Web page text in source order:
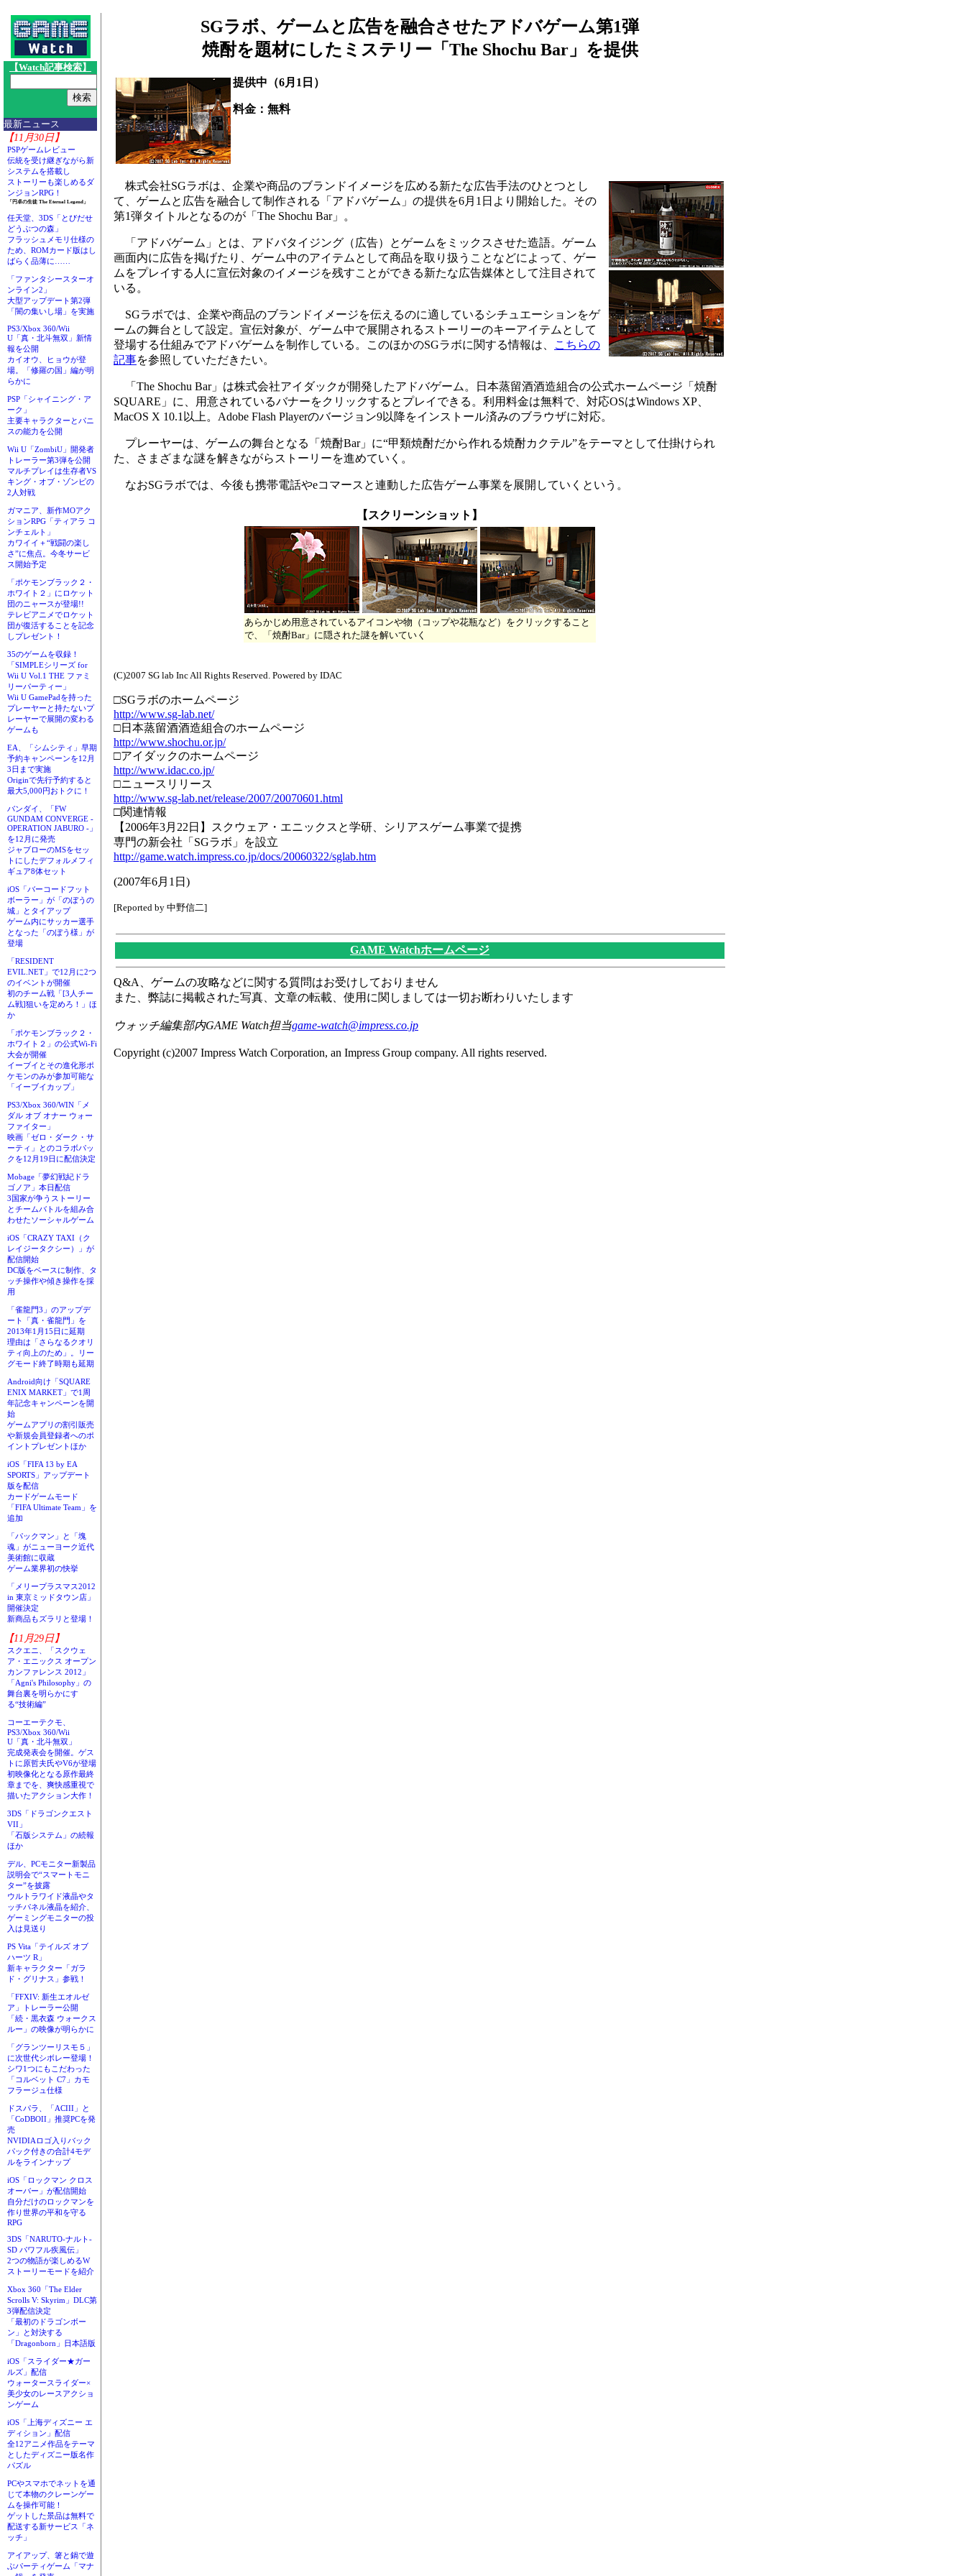
【Watch記事検索】
最新ニュース
【11月30日】
PSPゲームレビュー
伝統を受け継ぎながら新
システムを搭載し
ストーリーも楽しめるダ
ンジョンRPG！
「円卓の生徒 The Eternal Legend」
任天堂、3DS「とびだせ
どうぶつの森」
フラッシュメモリ仕様の
ため、ROMカード版はし
ばらく品薄に……
「ファンタシースターオ
ンライン2」
大型アップデート第2弾
「闇の集いし場」を実施
PS3/Xbox 360/Wii
U「真・北斗無双」新情
報を公開
カイオウ、ヒョウが登
場。「修羅の国」編が明
らかに
PSP「シャイニング・ア
ーク」
主要キャラクターとパニ
スの能力を公開
Wii U「ZombiU」開発者
トレーラー第3弾を公開
マルチプレイは生存者VS
キング・オブ・ゾンビの
2人対戦
ガマニア、新作MOアク
ションRPG「ティアラ コ
ンチェルト」
カワイイ＋“戦闘の楽し
さ”に焦点。今冬サービ
ス開始予定
「ポケモンブラック２・
ホワイト２」にロケット
団のニャースが登場!!
テレビアニメでロケット
団が復活することを記念
しプレゼント！
35のゲームを収録！
「SIMPLEシリーズ for
Wii U Vol.1 THE ファミ
リーパーティー」
Wii U GamePadを持った
プレーヤーと持たないプ
レーヤーで展開の変わる
ゲームも
EA、「シムシティ」早期
予約キャンペーンを12月
3日まで実施
Originで先行予約すると
最大5,000円おトクに！
バンダイ、「FW
GUNDAM CONVERGE -
OPERATION JABURO -」
を12月に発売
ジャブローのMSをセッ
トにしたデフォルメフィ
ギュア8体セット
iOS「バーコードフット
ボーラー」が「のぼうの
城」とタイアップ
ゲーム内にサッカー選手
となった「のぼう様」が
登場
「RESIDENT
EVIL.NET」で12月に2つ
のイベントが開催
初のチーム戦「[3人チー
ム戦]狙いを定めろ！」ほ
か
「ポケモンブラック２・
ホワイト２」の公式Wi-Fi
大会が開催
イーブイとその進化形ポ
ケモンのみが参加可能な
「イーブイカップ」
PS3/Xbox 360/WIN「メ
ダル オブ オナー ウォー
ファイター」
映画「ゼロ・ダーク・サ
ーティ」とのコラボパッ
クを12月19日に配信決定
Mobage「夢幻戦紀ドラ
ゴノア」本日配信
3国家が争うストーリー
とチームバトルを組み合
わせたソーシャルゲーム
iOS「CRAZY TAXI（ク
レイジータクシー）」が
配信開始
DC版をベースに制作、タ
ッチ操作や傾き操作を採
用
「雀龍門3」のアップデ
ート「真・雀龍門」を
2013年1月15日に延期
理由は「さらなるクオリ
ティ向上のため」。リー
グモード終了時期も延期
Android向け「SQUARE
ENIX MARKET」で1周
年記念キャンペーンを開
始
ゲームアプリの割引販売
や新規会員登録者へのポ
イントプレゼントほか
iOS「FIFA 13 by EA
SPORTS」アップデート
版を配信
カードゲームモード
「FIFA Ultimate Team」を
追加
「パックマン」と「塊
魂」がニューヨーク近代
美術館に収蔵
ゲーム業界初の快挙
「メリープラスマス2012
in 東京ミッドタウン店」
開催決定
新商品もズラリと登場！
【11月29日】
スクエニ、「スクウェ
ア・エニックス オープン
カンファレンス 2012」
「Agni's Philosophy」の
舞台裏を明らかにす
る“技術編”
コーエーテクモ、
PS3/Xbox 360/Wii
U「真・北斗無双」
完成発表会を開催。ゲス
トに原哲夫氏やV6が登場
初映像化となる原作最終
章までを、爽快感重視で
描いたアクション大作！
3DS「ドラゴンクエスト
VII」
「石版システム」の続報
ほか
デル、PCモニター新製品
説明会で“スマートモニ
ター”を披露
ウルトラワイド液晶やタ
ッチパネル液晶を紹介、
ゲーミングモニターの投
入は見送り
PS Vita「テイルズ オブ
ハーツ R」
新キャラクター「ガラ
ド・グリナス」参戦！
「FFXIV: 新生エオルゼ
ア」トレーラー公開
「続・黒衣森 ウォークス
ルー」の映像が明らかに
「グランツーリスモ５」
に次世代シボレー登場！
シワ1つにもこだわった
「コルベット C7」カモ
フラージュ仕様
ドスパラ、「ACIII」と
「CoDBOII」推奨PCを発
売
NVIDIAロゴ入りバック
パック付きの合計4モデ
ルをラインナップ
iOS「ロックマン クロス
オーバー」が配信開始
自分だけのロックマンを
作り世界の平和を守る
RPG
3DS「NARUTO-ナルト-
SD パワフル疾風伝」
2つの物語が楽しめるW
ストーリーモードを紹介
Xbox 360「The Elder
Scrolls V: Skyrim」DLC第
3弾配信決定
「最初のドラゴンボー
ン」と対決する
「Dragonborn」日本語版
iOS「スライダー★ガー
ルズ」配信
ウォータースライダー×
美少女のレースアクショ
ンゲーム
iOS「上海ディズニー エ
ディション」配信
全12アニメ作品をテーマ
としたディズニー版名作
パズル
PCやスマホでネットを通
じて本物のクレーンゲー
ムを操作可能！
ゲットした景品は無料で
配送する新サービス「ネ
ッチ」
アイアップ、箸と鍋で遊
ぶパーティゲーム「マナ
SGラボ、ゲームと広告を融合させたアドバゲーム第1弾
焼酎を題材にしたミステリー「The Shochu Bar」を提供
提供中（6月1日）
料金：無料
株式会社SGラボは、企業や商品のブランドイメージを広める新たな広告手法のひとつとし
て、ゲームと広告を融合して制作される「アドバゲーム」の提供を6月1日より開始した。その
第1弾タイトルとなるのが「The Shochu Bar」。
「アドバゲーム」とは、アドバタイジング（広告）とゲームをミックスさせた造語。ゲーム
画面内に広告を掲げたり、ゲーム中のアイテムとして商品を取り扱うことなどによって、ゲー
ムをプレイする人に宣伝対象のイメージを残すことができる新たな広告媒体として注目されて
いる。
SGラボでは、企業や商品のブランドイメージを伝えるのに適しているシチュエーションをゲ
ームの舞台として設定。宣伝対象が、ゲーム中で展開されるストーリーのキーアイテムとして
登場する仕組みでアドバゲームを制作している。このほかのSGラボに関する情報は、
こちらの
記事を参照していただきたい。
「The Shochu Bar」は株式会社アイダックが開発したアドバゲーム。日本蒸留酒酒造組合の公式ホームページ「焼酎
SQUARE」に、用意されているバナーをクリックするとプレイできる。利用料金は無料で、対応OSはWindows XP、
MacOS X 10.1以上。Adobe Flash Playerのバージョン9以降をインストール済みのブラウザに対応。
プレーヤーは、ゲームの舞台となる「焼酎Bar」に“甲類焼酎だから作れる焼酎カクテル”をテーマとして仕掛けられ
た、さまざまな謎を解きながらストーリーを進めていく。
なおSGラボでは、今後も携帯電話やeコマースと連動した広告ゲーム事業を展開していくという。
【スクリーンショット】
あらかじめ用意されているアイコンや物（コップや花瓶など）をクリックすること
で、「焼酎Bar」に隠された謎を解いていく
(C)2007 SG lab Inc All Rights Reserved. Powered by IDAC
□SGラボのホームページ
http://www.sg-lab.net/
□日本蒸留酒酒造組合のホームページ
http://www.shochu.or.jp/
□アイダックのホームページ
http://www.idac.co.jp/
□ニュースリリース
http://www.sg-lab.net/release/2007/20070601.html
□関連情報
【2006年3月22日】スクウェア・エニックスと学研、シリアスゲーム事業で提携
専門の新会社「SGラボ」を設立
http://game.watch.impress.co.jp/docs/20060322/sglab.htm
(2007年6月1日)
[Reported by 中野信二]
GAME Watchホームページ
Q&A、ゲームの攻略などに関する質問はお受けしておりません
また、弊誌に掲載された写真、文章の転載、使用に関しましては一切お断わりいたします
ウォッチ編集部内GAME Watch担当game-watch@impress.co.jp
Copyright (c)2007 Impress Watch Corporation, an Impress Group company. All rights reserved.